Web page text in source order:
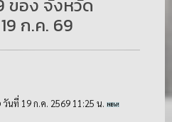
ของ จังหวัด
ก.ค. 69
วันที่ 19 ก.ค. 2569 11:25 น.